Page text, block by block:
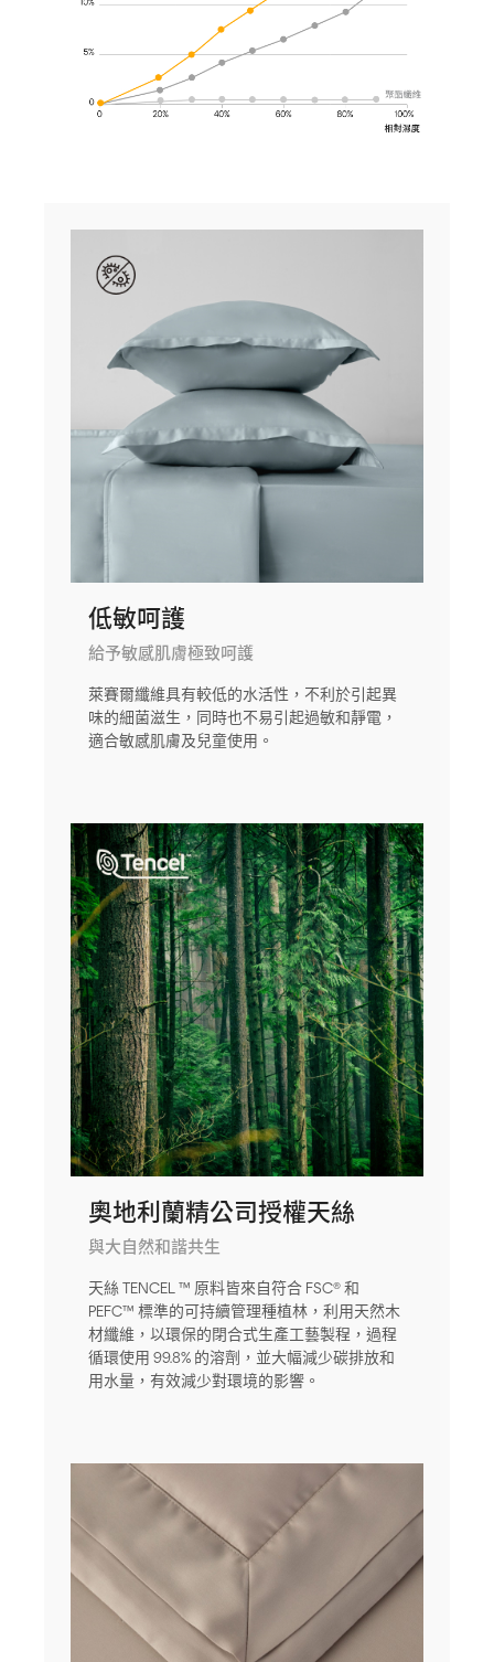
低敏呵護
給予敏感肌膚極致呵護
萊賽爾纖維具有較低的水活性，不利於引起異
味的細菌滋生，同時也不易引起過敏和靜電，
適合敏感肌膚及兒童使用。
奧地利蘭精公司授權天絲
與大自然和諧共生
天絲 TENCEL ™ 原料皆來自符合 FSC® 和
PEFC™ 標準的可持續管理種植林，利用天然木
材纖維，以環保的閉合式生產工藝製程，過程
循環使用 99.8% 的溶劑，並大幅減少碳排放和
用水量，有效減少對環境的影響。